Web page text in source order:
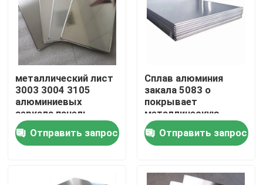
Дом
Товары
металлический лист
3003 3004 3105
алюминиевых
зеркала панель
плиты 0,05 до
200mm
Отправить запрос
Сплав алюминия
закала 5083 o
покрывает
металлическую
ширину 100-2600mm
финиша мельницы
Отправить запрос